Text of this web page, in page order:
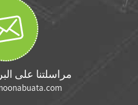
مراسلتنا على